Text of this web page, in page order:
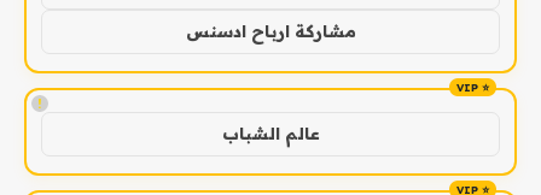
مشاركة ارباح ادسنس
!
عالم الشباب